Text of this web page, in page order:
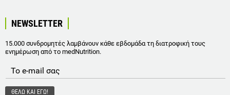
NEWSLETTER
15.000 συνδρομητές λαμβάνουν κάθε εβδομάδα τη διατροφική τους
ενημέρωση από το medNutrition.